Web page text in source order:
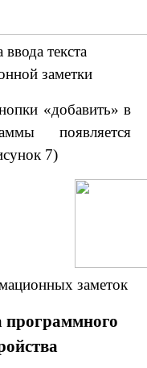
текста
заметки
«добавить» в
появляется
7)
заметок
программного